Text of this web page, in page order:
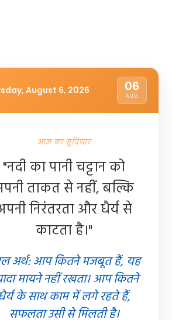
August 6, 2026 06
AUG
आज का सुविचार
"नदी का पानी चट्टान को
ताकत से नहीं, बल्कि
निरंतरता और धैर्य से
काटता है।"
अर्थ: आप कितने मजबूत हैं, यह
मायने नहीं रखता। आप कितने
के साथ काम में लगे रहते हैं,
सफलता उसी से मिलती है।